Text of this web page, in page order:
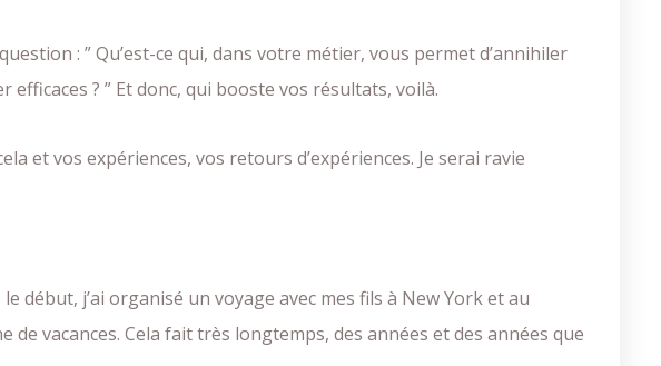
: ” Qu’est-ce qui, dans votre métier, vous permet d’annihiler
? ” Et donc, qui booste vos résultats, voilà.
et vos expériences, vos retours d’expériences. Je serai ravie
début, j’ai organisé un voyage avec mes fils à New York et au
de vacances. Cela fait très longtemps, des années et des années que